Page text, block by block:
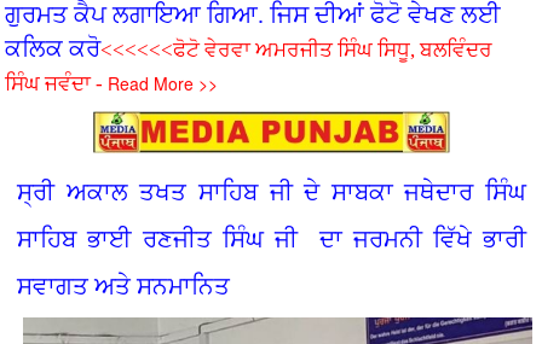
ਗੁਰਮਤ ਕੈਪ ਲਗਾਇਆ ਗਿਆ. ਜਿਸ ਦੀਆਂ ਫੋਟੋ ਵੇਖਣ ਲਈ
ਕਲਿਕ ਕਰੋ<<<<<<ਫੋਟੋ ਵੇਰਵਾ ਅਮਰਜੀਤ ਸਿੰਘ ਸਿਧੂ, ਬਲਵਿੰਦਰ
ਸਿੰਘ ਜਵੰਦਾ - Read More >>
ਸ੍ਰੀ ਅਕਾਲ ਤਖਤ ਸਾਹਿਬ ਜੀ ਦੇ ਸਾਬਕਾ ਜਥੇਦਾਰ ਸਿੰਘ
ਸਾਹਿਬ ਭਾਈ ਰਣਜੀਤ ਸਿੰਘ ਜੀ ਦਾ ਜਰਮਨੀ ਵਿੱਖੇ ਭਾਰੀ
ਸਵਾਗਤ ਅਤੇ ਸਨਮਾਨਿਤ